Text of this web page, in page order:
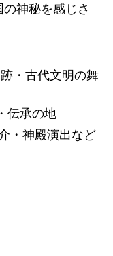
神秘を感じさ
・古代文明の舞
伝承の地
・神殿演出など